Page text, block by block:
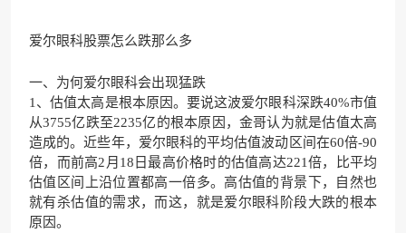
爱尔眼科股票怎么跌那么多
一、为何爱尔眼科会出现猛跌
1、估值太高是根本原因。要说这波爱尔眼科深跌40%市值
从3755亿跌至2235亿的根本原因，金哥认为就是估值太高
造成的。近些年，爱尔眼科的平均估值波动区间在60倍-90
倍，而前高2月18日最高价格时的估值高达221倍，比平均
估值区间上沿位置都高一倍多。高估值的背景下，自然也
就有杀估值的需求，而这，就是爱尔眼科阶段大跌的根本
原因。